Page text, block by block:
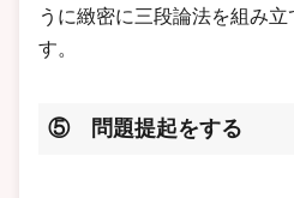
うに緻密に三段論法を組み
す。
⑤ 問題提起をする